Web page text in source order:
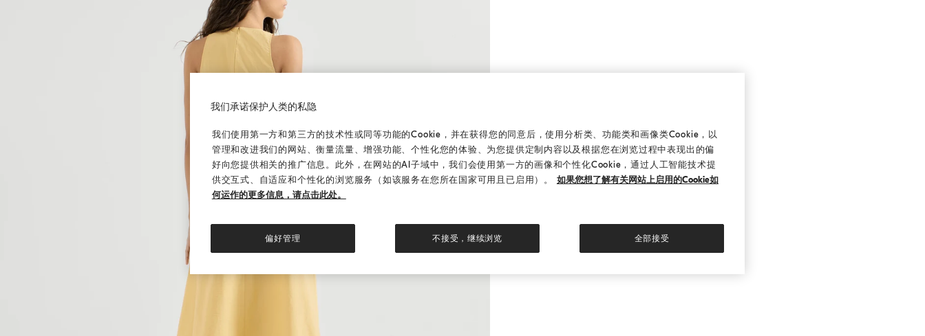
我们承诺保护人类的私隐
我们使用第一方和第三方的技术性或同等功能的Cookie，并在获得您的同意后，使用分析类、功能类和画像类Cookie，以
管理和改进我们的网站、衡量流量、增强功能、个性化您的体验、为您提供定制内容以及根据您在浏览过程中表现出的偏
好向您提供相关的推广信息。此外，在网站的AI子域中，我们会使用第一方的画像和个性化Cookie，通过人工智能技术提
供交互式、自适应和个性化的浏览服务（如该服务在您所在国家可用且已启用）。
如果您想了解有关网站上启用的Cookie如
何运作的更多信息，请点击此处。
偏好管理 不接受，继续浏览 全部接受